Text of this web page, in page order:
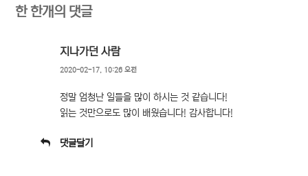
한 한개의 댓글
지나가던 사람
2020-02-17, 10:26 오전
정말 엄청난 일들을 많이 하시는 것 같습니다!
읽는 것만으로도 많이 배웠습니다! 감사합니다!
댓글달기